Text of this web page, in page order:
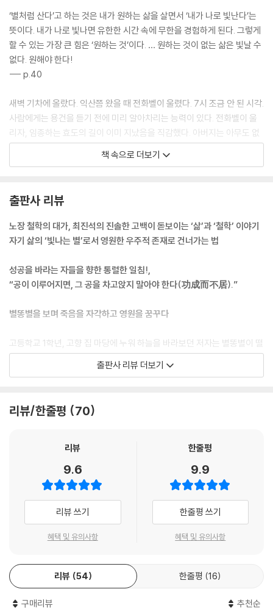
‘별처럼 산다’고 하는 것은 내가 원하는 삶을 살면서 ‘내가 나로 빛난다’는
뜻이다. 내가 나로 빛나면 유한한 시간 속에 무한을 경험하게 된다. 그렇게
할 수 있는 가장 큰 힘은 ‘원하는 것’이다. … 원하는 것이 없는 삶은 빛날 수
없다. 원해야 한다!
--- p.40
새벽 기차에 올랐다. 익산쯤 왔을 때 전화벨이 울렸다. 7시 조금 안 된 시각.
사람에게는 용건을 듣기 전에 미리 알아차리는 능력이 있다. 전화벨이 울
리자, 임종하는 효도의 길이 이미 지났음을 직감했다. 아버지는 아무도 없
는 병실에서 혼자, 자신이 스스로 죽음을 결정하셨다. “나 인자 그만 먹을
란다”라고 말씀하신 후, 8일간 아무것도 드시지 않았다. 그리고 가셨다.
눈앞의 편리함을 위해 공공의 책임감을 포기하거나 불편을 감수하지 않으
려는 경박함이 있다. 이런 경박함을 버리고 불편함을 감당하며 인간으로서
품격을 지키려고 노력하는 사람이 덕(德)이 있는 사람이다.
자기가 존재한다는 것을 스스로 확인하는 자는 그 순간에 영원을 함께 경
험한다. 자기 존재의 자각, ‘순간’과 ‘영원’이 교차하는 성스러운 자리다.
--- p.107
사람이 하늘과 땅 사이에서 한평생을 산다는 것은 책받침 두께 정도의 얇
은 틈새를 천리마가 휙 지나가는 것과 같다. 홀연할 따름이다(人生天地
之間 若白駒之過隙 忽然而已, 『장자(莊子)』 「지북유(知北遊)」).
--- p.108
참된 인간(眞人), 즉 무엇인가 그려서 변화를 야기하는 인간, 창의적 인
容寂 … 與物有宜 而莫知其極).
지금 우리나라는 어떤 면에서는 한계에 갇혀 있고, 어떤 면에서는 혼란스
럽다. 우리 사회가 근본적으로 우선 해결해야 할 몇 가지 가운데 가장 시급
한 것은 신뢰의 회복이다. 지식인, 법관, 정치인, 식당 주인, 운전기사, 농
부, 어부 등등 사회 전반에 ‘신뢰’가 무너졌다. … 말을 지키지 않는 것은 원
--- p.184
공동체의 평화를 말하면서 정작 나라의 힘을 키우는 데 소홀하다가는 그
책 속으로 더보기
출판사 리뷰
노장 철학의 대가, 최진석의 진솔한 고백이 돋보이는 ‘삶’과 ‘철학’ 이야기
자기 삶의 ‘빛나는 별’로서 영원한 우주적 존재로 건너가는 법
성공을 바라는 자들을 향한 통렬한 일침!,
“공이 이루어지면, 그 공을 차고앉지 말아야 한다(功成而不居).”
별똥별을 보며 죽음을 자각하고 영원을 꿈꾸다
고등학교 1학년, 고향 집 마당에 누워 하늘을 바라보던 저자는 별똥별이 떨
어지는 걸 보면서 불현듯 ‘내가 언젠가 죽을 수도 있다’을 사실을 자각한다.
그것은 불혹이 넘도록 그를 따라다니던 죽음의 공포를 갖게 된 계기였다.
작된 죽음에 대한 탐구는 저자를 철학으로 이끌었고 그의 철학과 삶의 토
적, 물질적 자양분이었음을 따뜻하면서도 애틋한 시선으로 돌아보고 어릴
식하고 살아가고 있었음을 고백한다. 죽음으로 향하되 영원과 절대 자유를
꿈꾼 저자는 노장 철학의 무위자연과 곤(鯤)이 대붕(大鵬이 되는 적후지
공(積厚之功)의 경지를 살아가기 위해서는 철저한 자기 성찰과 노력이
뒤따라야 한다고 말한다.
‘나’라는 존재에서 출발한 저자의 철학적 시선은 사회와 국가로 옮아간다.
저자는 우리 사회가 현상 유지와 앞선 나라의 이론과 시스템을 따라 하기
에 바쁜 나머지, 사회의 문제를 개인적인 일로 치환하고 문제를 해결하려
출판사 리뷰 더보기
리뷰/한줄평 70
리뷰
9.6
리뷰 쓰기
혜택 및 유의사항
한줄평
9.9
한줄평 쓰기
혜택 및 유의사항
리뷰 54 한줄평 16
구매리뷰 추천순